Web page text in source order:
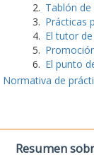
Tablón de
Prácticas
El tutor
El punto
Normativa de
Resumen